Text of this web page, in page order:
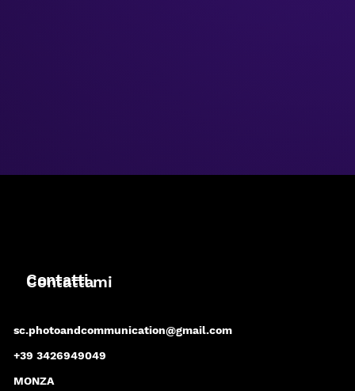
Contattami
Contatti
sc.photoandcommunication@gmail.com
+39 3426949049
MONZA